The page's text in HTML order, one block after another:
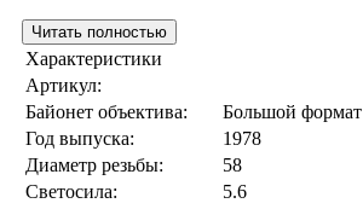
Читать полностью
Характеристики
Артикул:
Байонет объектива:
Большой формат
Год выпуска:
1978
Диаметр резьбы:
58
Светосила:
5.6